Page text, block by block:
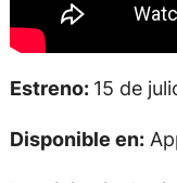
Estreno: 15 de
Disponible en: